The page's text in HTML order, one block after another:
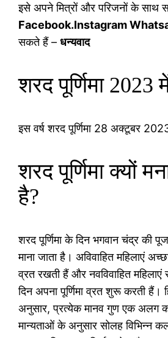
इसे अपने मित्रों और परिजनों के साथ
Facebook.Instagram
सकते हैं –धन्यवाद
शरद पूर्णिमा
इस वर्ष शरद पूर्णिमा 28 अक्टूबर
शरद पूर्णिमा क्यों
है?
शरद पूर्णिमा के दिन भगवान चंद्र की
माना जाता है। अविवाहित महिलाएं
व्रत रखती हैं और नवविवाहित
दिन अपना पूर्णिमा व्रत शुरू करती हैं।
अनुसार, प्रत्येक मानव गुण एक अलग
मान्यताओं के अनुसार सोलह विभिन्न